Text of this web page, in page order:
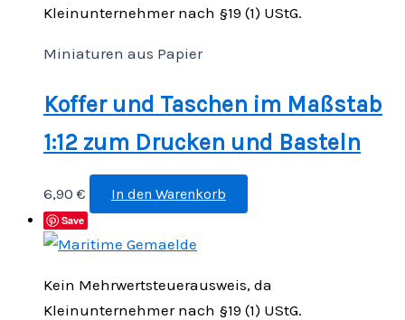
Kleinunternehmer nach §19 (1) UStG.
Miniaturen aus Papier
Koffer und Taschen im Maßstab
1:12 zum Drucken und Basteln
6,90 € In den Warenkorb
Save
Kein Mehrwertsteuerausweis, da
Kleinunternehmer nach §19 (1) UStG.